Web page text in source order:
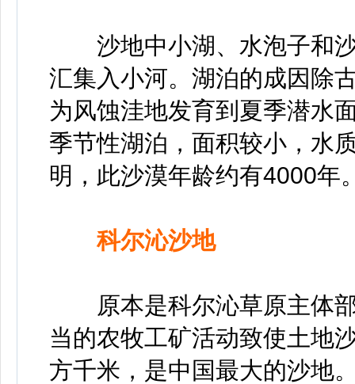
沙地中小湖、水泡子和沙
汇集入小河。湖泊的成因除
为风蚀洼地发育到夏季潜水
季节性湖泊，面积较小，水
明，此沙漠年龄约有4000年
科尔沁沙地
原本是科尔沁草原主体部
当的农牧工矿活动致使土地
方千米，是中国最大的沙地